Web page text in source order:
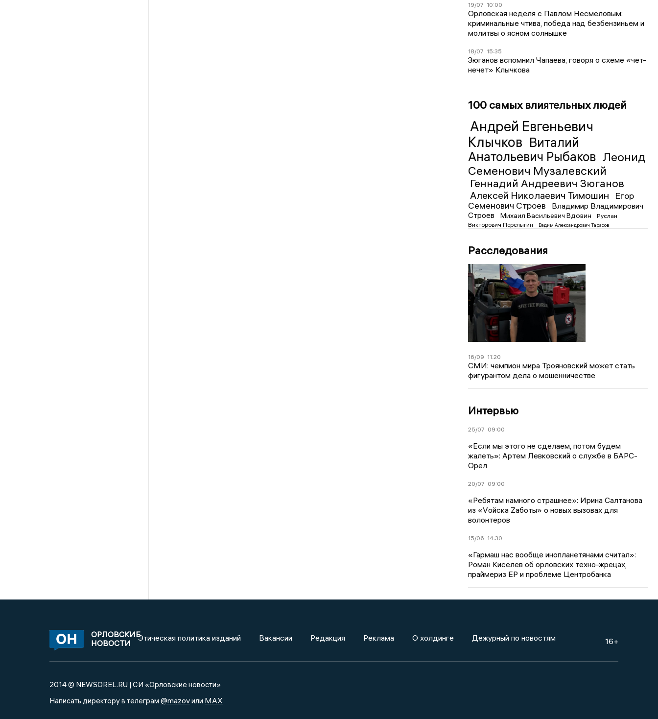
19/07 10:00
Орловская неделя с Павлом Несмеловым:
криминальные чтива, победа над безбензиньем и
молитвы о ясном солнышке
18/07 15:35
Зюганов вспомнил Чапаева, говоря о схеме «чет-
нечет» Клычкова
100 самых влиятельных людей
Андрей Евгеньевич
Клычков Виталий
Анатольевич Рыбаков Леонид
Семенович Музалевский
Геннадий Андреевич Зюганов
Алексей Николаевич Тимошин
Егор
Семенович Строев
Владимир Владимирович
Строев
Михаил Васильевич Вдовин
Руслан
Викторович Перелыгин
Вадим Александрович Тарасов
Расследования
16/09 11:20
СМИ: чемпион мира Трояновский может стать
фигурантом дела о мошенничестве
Интервью
25/07 09:00
«Если мы этого не сделаем, потом будем
жалеть»: Артем Левковский о службе в БАРС-
Орел
20/07 09:00
«Ребятам намного страшнее»: Ирина Салтанова
из «Vойска Zаботы» о новых вызовах для
волонтеров
15/06 14:30
«Гармаш нас вообще инопланетянами считал»:
Роман Киселев об орловских техно-жрецах,
праймериз ЕР и проблеме Центробанка
ОРЛОВСКИЕ
НОВОСТИ
Этическая политика изданий Вакансии Редакция Реклама О холдинге Дежурный по новостям 16+
2014 © NEWSOREL.RU | СИ «Орловские новости»
Написать директору в телеграм @mazovили MAX